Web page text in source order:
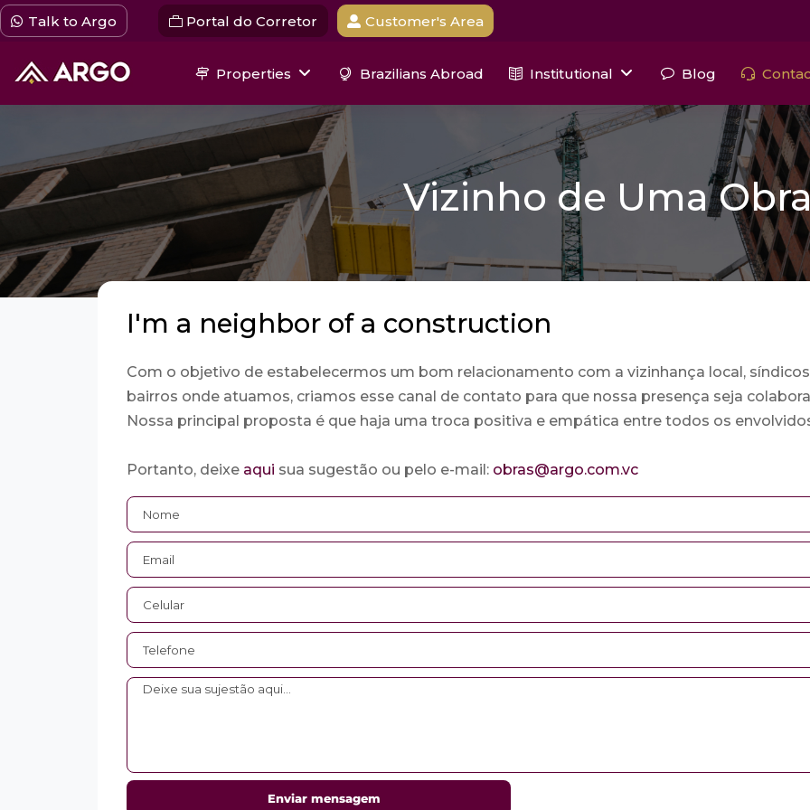
Talk to Argo Portal do Corretor Customer's Area
Properties Brazilians Abroad Institutional Blog
Vizinho de Uma
I'm a neighbor of a construction
Com o objetivo de estabelecermos um bom relacionamento com a vizinhança local,
bairros onde atuamos, criamos esse canal de contato para que nossa presença seja
Nossa principal proposta é que haja uma troca positiva e empática entre todos os
Portanto, deixe aqui sua sugestão ou pelo e-mail: obras@argo.com.vc